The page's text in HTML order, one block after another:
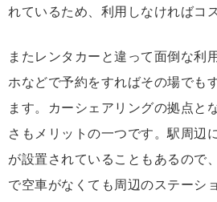
れているため、利用しなければコ
またレンタカーと違って面倒な利
ホなどで予約をすればその場でも
ます。カーシェアリングの拠点と
さもメリットの一つです。駅周辺
が設置されていることもあるので
で空車がなくても周辺のステーシ